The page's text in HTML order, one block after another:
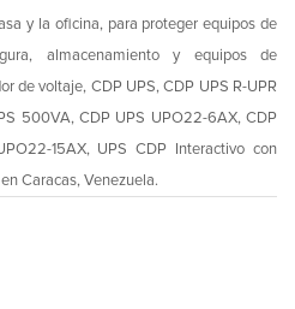
y la oficina, para proteger equipos de
almacenamiento y equipos de
de voltaje, CDP UPS, CDP UPS R-UPR
500VA, CDP UPS UPO22-6AX, CDP
15AX, UPS CDP Interactivo con
Caracas, Venezuela.